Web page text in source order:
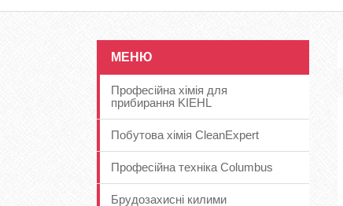
Професійна хімія для
прибирання KIEHL
Побутова хімія CleanExpert
Професійна техніка Columbus
Брудозахисні килими